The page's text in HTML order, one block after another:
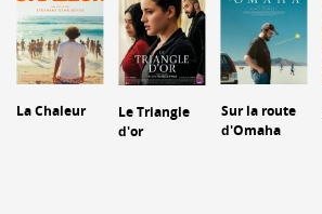
La Chaleur
Le Triangle
d'or
Sur la route
d'Omaha